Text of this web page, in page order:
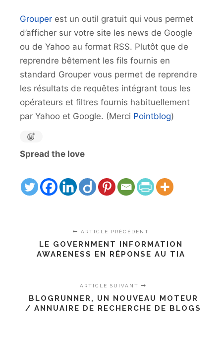
Grouper est un outil gratuit qui vous permet
d’afficher sur votre site les news de Google
ou de Yahoo au format RSS. Plutôt que de
reprendre bêtement les fils fournis en
standard Grouper vous permet de reprendre
les résultats de requêtes intégrant tous les
opérateurs et filtres fournis habituellement
par Yahoo et Google. (Merci Pointblog)
Spread the love
ARTICLE PRÉCÉDENT
LE GOVERNMENT INFORMATION
AWARENESS EN RÉPONSE AU TIA
ARTICLE SUIVANT
BLOGRUNNER, UN NOUVEAU MOTEUR
/ ANNUAIRE DE RECHERCHE DE BLOGS